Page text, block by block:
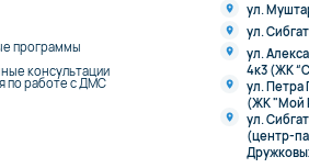
программы
консультации
по работе с ДМС
ул.
ул.
ул.
4к3 (ЖК
ул. Петра
(ЖК "Мой
ул.
(центр-